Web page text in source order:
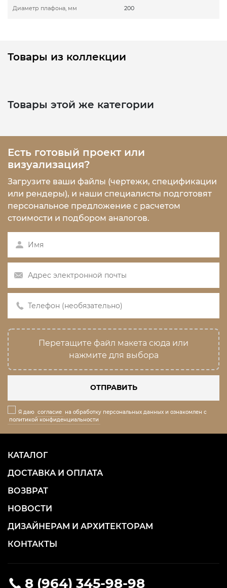
Диаметр плафона, мм 200
Товары из коллекции
Товары этой же категории
Есть готовый проект или
визуализация?
Загрузите ваши файлы (чертежи, спецификации
или рендеры), и наши специалисты подготовят
персональное предложение с расчетом
стоимости и подбором аналогов.
Перетащите файл макета сюда или
нажмите для выбора
ОТПРАВИТЬ
Я даю согласие на обработку персональных данных и ознакомлен с
политикой конфиденциальности
8 (964) 345-98-98
КАТАЛОГ
ДОСТАВКА И ОПЛАТА
ВОЗВРАТ
НОВОСТИ
ДИЗАЙНЕРАМ И АРХИТЕКТОРАМ
КОНТАКТЫ